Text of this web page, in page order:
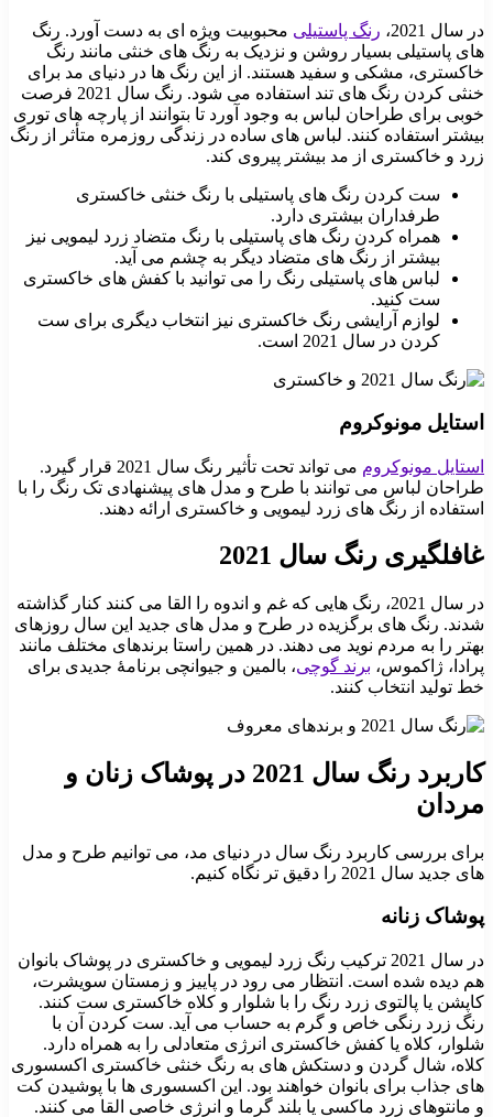
در سال 2021، رنگ پاستیلی محبوبیت ویژه ای به دست آورد. رنگ
های پاستیلی بسیار روشن و نزدیک به رنگ های خنثی مانند رنگ
خاکستری، مشکی و سفید هستند. از این رنگ ها در دنیای مد برای
خنثی کردن رنگ های تند استفاده می شود. رنگ سال 2021 فرصت
خوبی برای طراحان لباس به وجود آورد تا بتوانند از پارچه های توری
بیشتر استفاده کنند. لباس های ساده در زندگی روزمره متأثر از رنگ
زرد و خاکستری از مد بیشتر پیروی کند.
ست کردن رنگ های پاستیلی با رنگ خنثی خاکستری
طرفداران بیشتری دارد.
همراه کردن رنگ های پاستیلی با رنگ متضاد زرد لیمویی نیز
بیشتر از رنگ های متضاد دیگر به چشم می آید.
لباس های پاستیلی رنگ را می توانید با کفش های خاکستری
ست کنید.
لوازم آرایشی رنگ خاکستری نیز انتخاب دیگری برای ست
کردن در سال 2021 است.
استایل مونوکروم
استایل مونوکروم
می تواند تحت تأثیر رنگ سال 2021 قرار گیرد.
طراحان لباس می توانند با طرح و مدل های پیشنهادی تک رنگ را با
استفاده از رنگ های زرد لیمویی و خاکستری ارائه دهند.
غافلگیری رنگ سال 2021
در سال 2021، رنگ هایی که غم و اندوه را القا می کنند کنار گذاشته
شدند. رنگ های برگزیده در طرح و مدل های جدید این سال روزهای
بهتر را به مردم نوید می دهند. در همین راستا برندهای مختلف مانند
پرادا، ژاکموس، برند گوچی، بالمین و جیوانچی برنامۀ جدیدی برای
خط تولید انتخاب کنند.
کاربرد رنگ سال 2021 در پوشاک زنان و
مردان
برای بررسی کاربرد رنگ سال در دنیای مد، می توانیم طرح و مدل
های جدید سال 2021 را دقیق تر نگاه کنیم.
پوشاک زنانه
در سال 2021 ترکیب رنگ زرد لیمویی و خاکستری در پوشاک بانوان
هم دیده شده است. انتظار می رود در پاییز و زمستان سویشرت،
کاپشن یا پالتوی زرد رنگ را با شلوار و کلاه خاکستری ست کنند.
رنگ زرد رنگی خاص و گرم به حساب می آید. ست کردن آن با
شلوار، کلاه یا کفش خاکستری انرژی متعادلی را به همراه دارد.
کلاه، شال گردن و دستکش های به رنگ خنثی خاکستری اکسسوری
های جذاب برای بانوان خواهند بود. این اکسسوری ها با پوشیدن کت
و مانتوهای زرد ماکسی یا بلند گرما و انرژی خاصی القا می کنند.